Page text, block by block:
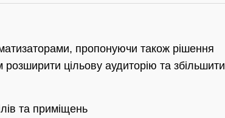
пропонуючи також рішення
цільову аудиторію та збільшити
та приміщень